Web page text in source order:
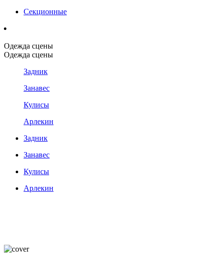
Секционные
Одежда сцены
Одежда сцены
Задник
Занавес
Кулисы
Арлекин
Задник
Занавес
Кулисы
Арлекин